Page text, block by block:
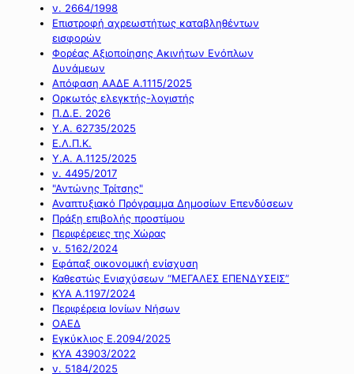
ν. 2664/1998
Επιστροφή αχρεωστήτως καταβληθέντων
εισφορών
Φορέας Αξιοποίησης Ακινήτων Ενόπλων
Δυνάμεων
Απόφαση ΑΑΔΕ Α.1115/2025
Ορκωτός ελεγκτής-λογιστής
Π.Δ.Ε. 2026
Υ.Α. 62735/2025
Ε.Λ.Π.Κ.
Υ.Α. Α.1125/2025
ν. 4495/2017
"Αντώνης Τρίτσης"
Αναπτυξιακό Πρόγραμμα Δημοσίων Επενδύσεων
Πράξη επιβολής προστίμου
Περιφέρειες της Χώρας
ν. 5162/2024
Εφάπαξ οικονομική ενίσχυση
Καθεστώς Ενισχύσεων “ΜΕΓΑΛΕΣ ΕΠΕΝΔΥΣΕΙΣ”
ΚΥΑ Α.1197/2024
Περιφέρεια Ιονίων Νήσων
ΟΑΕΔ
Εγκύκλιος Ε.2094/2025
ΚΥΑ 43903/2022
ν. 5184/2025